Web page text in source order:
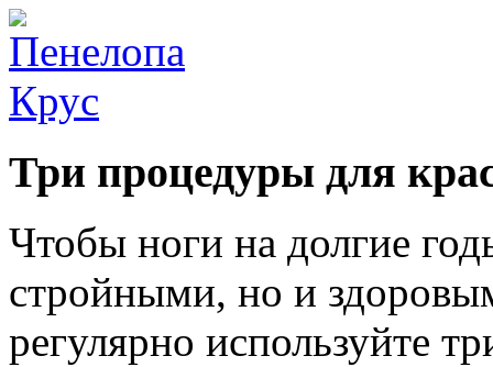
Три процедуры для
Чтобы ноги на долгие
стройными, но и
регулярно используйте